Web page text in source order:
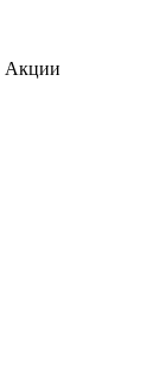
Акции